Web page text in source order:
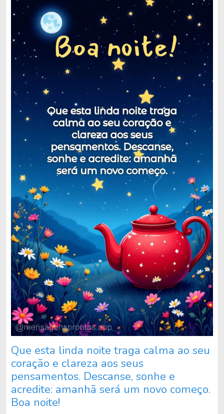
Que esta linda noite traga calma ao seu
coração e clareza aos seus
pensamentos. Descanse, sonhe e
acredite: amanhã será um novo começo.
Boa noite!